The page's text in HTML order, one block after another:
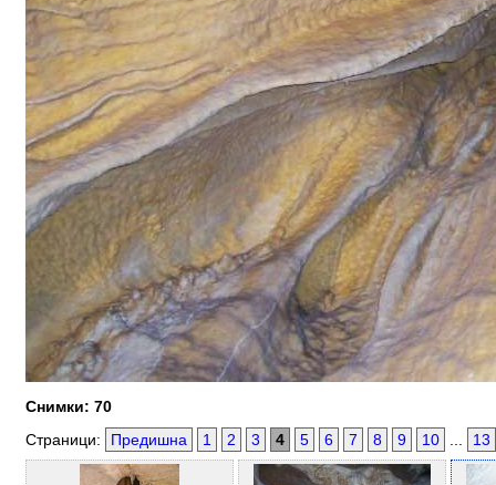
Снимки: 70
Страници:
Предишна 1 2 3 4 5 6 7 8 9 10 13